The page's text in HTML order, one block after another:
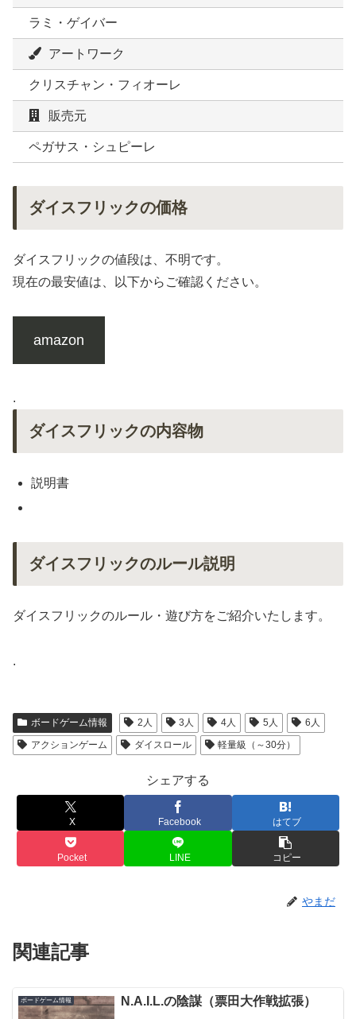
ラミ・ゲイバー
アートワーク
クリスチャン・フィオーレ
販売元
ペガサス・シュピーレ
ダイスフリックの価格
ダイスフリックの値段は、不明です。
現在の最安値は、以下からご確認ください。
amazon
.
ダイスフリックの内容物
説明書
ダイスフリックのルール説明
ダイスフリックのルール・遊び方をご紹介いたします。
.
ボードゲーム情報 2人 3人 4人 5人
6人
アクションゲーム
ダイスロール 軽量級（～30分）
シェアする
X Facebook はてブ
Pocket LINE コピー
やまだ
関連記事
ボードゲーム情報 N.A.I.L.の陰謀（票田大作戦拡張）